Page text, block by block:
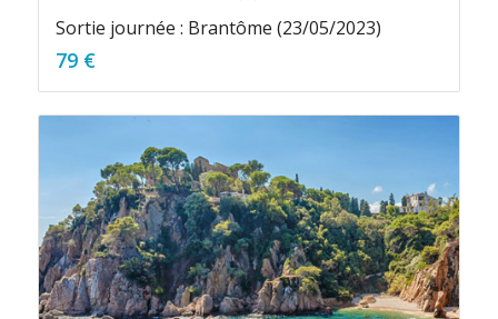
Sortie journée : Brantôme (23/05/2023)
79 €